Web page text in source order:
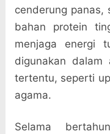
cenderung panas,
bahan protein
menjaga energi
digunakan dalam
tertentu, seperti
agama.
Selama